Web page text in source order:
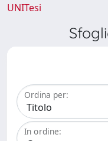
UNITesi
Ordina per:
In ordine: